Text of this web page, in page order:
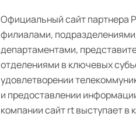
Официальный сайт партнера
филиалами,
департаментами,
отделениями в ключевых
удовлетворении
и предоставлении
компании сайт rt выступает в